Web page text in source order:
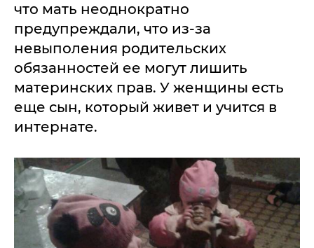
что мать неоднократно
предупреждали, что из-за
невыполения родительских
обязанностей ее могут лишить
материнских прав. У женщины есть
еще сын, который живет и учится в
интернате.